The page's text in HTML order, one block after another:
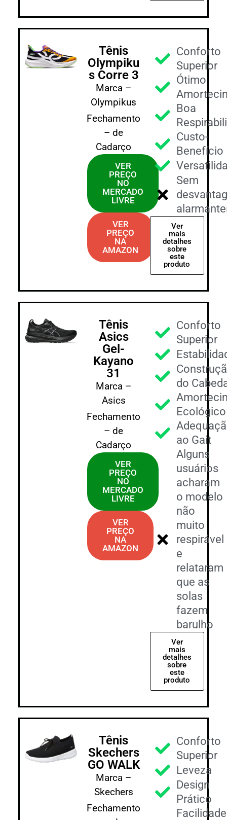
Tênis
Olympiku
s Corre 3
Marca –
Olympikus
Fechamento
– de
Cadarço
VER
PREÇO
NO
MERCADO
LIVRE
VER
PREÇO
NA
AMAZON
Conforto
Superior
Ótimo
Boa
Custo-
Benefício
Sem
Ver
mais
detalhes
sobre
este
produto
Tênis
Asics
Gel-
Kayano
31
Marca –
Asics
Fechamento
– de
Cadarço
VER
PREÇO
NO
MERCADO
LIVRE
VER
PREÇO
NA
AMAZON
Conforto
Superior
do
Ecológico
ao Gait
Alguns
usuários
acharam
o modelo
não
muito
respirável
e
relataram
que as
solas
fazem
barulho
Ver
mais
detalhes
sobre
este
produto
Tênis
Skechers
GO WALK
Marca –
Skechers
Fechamento
Conforto
Superior
Leveza
Design
Prático
Facilidade